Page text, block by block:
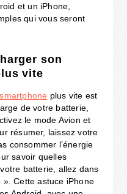
et un iPhone,
qui vous seront
son
vite
plus vite est
de votre batterie,
le mode Avion et
résumer, laissez votre
consommer l’énergie
savoir quelles
batterie, allez dans
Cette astuce iPhone